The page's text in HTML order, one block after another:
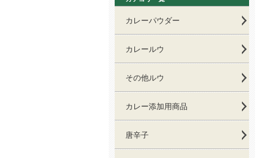
カレーパウダー
カレールウ
その他ルウ
カレー添加用商品
唐辛子